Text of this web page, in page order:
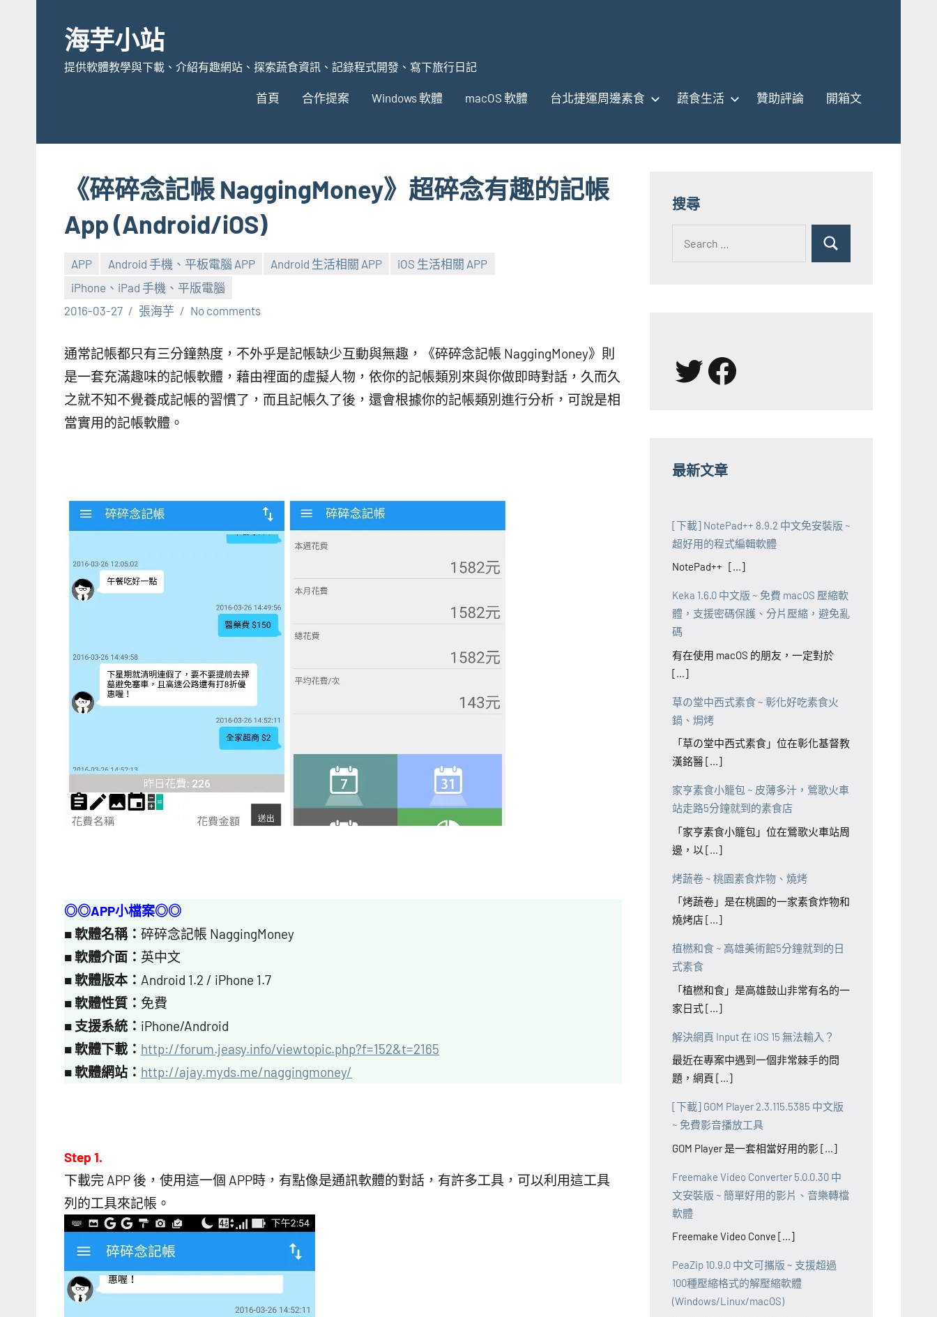
content海芋小站
提供軟體教學與下載、介紹有趣網站、探索蔬食資訊、記錄程式開發、寫下旅行日記
首頁 合作提案 Windows 軟體 macOS 軟體 台北捷運周邊素食 蔬食生活 贊助評論 開箱文
《碎碎念記帳 NaggingMoney》超碎念有趣的記帳
App (Android/iOS)
APP Android 手機、平板電腦 APP Android 生活相關 APP
iOS 生活相關 APP
iPhone、iPad 手機、平版電腦
2016-03-27
張海芋 No comments
通常記帳都只有三分鐘熱度，不外乎是記帳缺少互動與無趣，《碎碎念記帳 NaggingMoney》則
是一套充滿趣味的記帳軟體，藉由裡面的虛擬人物，依你的記帳類別來與你做即時對話，久而久
之就不知不覺養成記帳的習慣了，而且記帳久了後，還會根據你的記帳類別進行分析，可說是相
當實用的記帳軟體。
◎◎APP小檔案◎◎
■軟體名稱： 碎碎念記帳 NaggingMoney
■軟體介面： 英中文
■軟體版本： Android 1.2 / iPhone 1.7
■軟體性質： 免費
■ 支援系統： iPhone/Android
■軟體下載： http://forum.jeasy.info/viewtopic.php?f=152&t=2165
■軟體網站： http://ajay.myds.me/naggingmoney/
Step 1.
下載完 APP 後，使用這一個 APP時，有點像是通訊軟體的對話，有許多工具，可以利用這工具
列的工具來記帳。
搜尋
for:
Search
X Facebook
最新文章
[下載] NotePad++ 8.9.2 中文免安裝版 ~
超好用的程式編輯軟體
NotePad++ [...]
Keka 1.6.0 中文版 ~ 免費 macOS 壓縮軟
體，支援密碼保護、分片壓縮，避免亂
碼
有在使用 macOS 的朋友，一定對於
[...]
草の堂中西式素食 ~ 彰化好吃素食火
鍋、焗烤
「草の堂中西式素食」位在彰化基督教
漢銘醫 [...]
家亨素食小籠包 ~ 皮薄多汁，鶯歌火車
站走路5分鐘就到的素食店
「家亨素食小籠包」位在鶯歌火車站周
邊，以 [...]
烤蔬卷 ~ 桃園素食炸物、燒烤
「烤蔬卷」是在桃園的一家素食炸物和
燒烤店 [...]
植橪和食 ~ 高雄美術館5分鐘就到的日
式素食
「植橪和食」是高雄鼓山非常有名的一
家日式 [...]
解決網頁 Input 在 iOS 15 無法輸入？
最近在專案中遇到一個非常棘手的問
題，網頁 [...]
[下載] GOM Player 2.3.115.5385 中文版
~ 免費影音播放工具
GOM Player 是一套相當好用的影 [...]
Freemake Video Converter 5.0.0.30 中
文安裝版 ~ 簡單好用的影片、音樂轉檔
軟體
Freemake Video Conve [...]
PeaZip 10.9.0 中文可攜版 ~ 支援超過
100種壓縮格式的解壓縮軟體
(Windows/Linux/macOS)